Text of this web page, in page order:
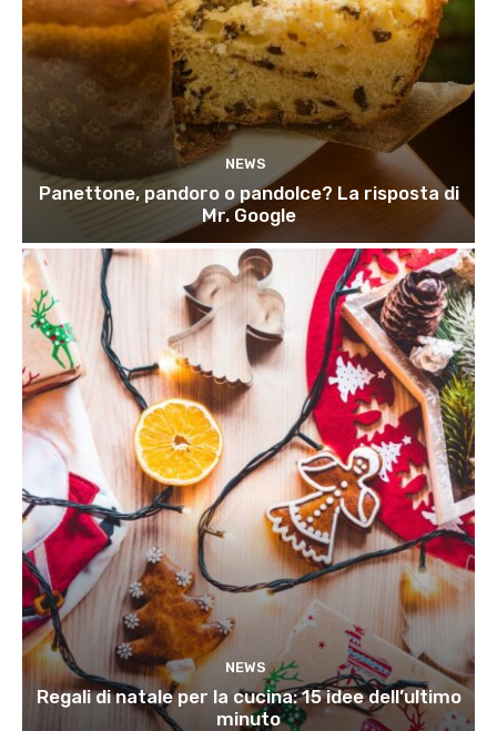
NEWS
Panettone, pandoro o pandolce? La risposta di
Mr. Google
NEWS
Regali di natale per la cucina: 15 idee dell’ultimo
minuto